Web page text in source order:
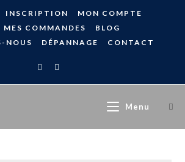
INSCRIPTION
MON COMPTE
MES COMMANDES
BLOG
NOUS
DÉPANNAGE CONTACT
Menu